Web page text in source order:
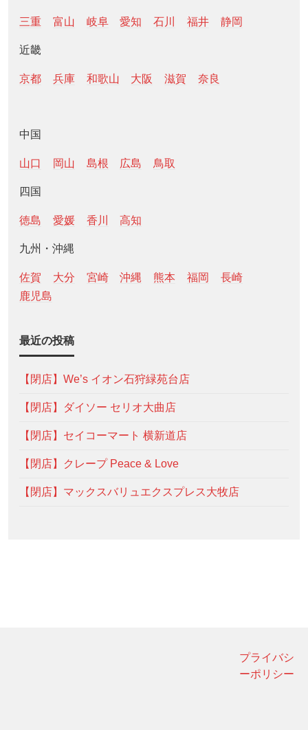
三重 富山 岐阜 愛知 石川 福井 静岡
近畿
京都 兵庫 和歌山 大阪 滋賀 奈良
中国
山口 岡山 島根 広島 鳥取
四国
徳島 愛媛 香川 高知
九州・沖縄
佐賀 大分 宮崎 沖縄 熊本 福岡
長崎
鹿児島
最近の投稿
【閉店】We’s イオン石狩緑苑台店
【閉店】ダイソー セリオ大曲店
【閉店】セイコーマート 横新道店
【閉店】クレープ Peace & Love
【閉店】マックスバリュエクスプレス大牧店
プライバシ
ーポリシー